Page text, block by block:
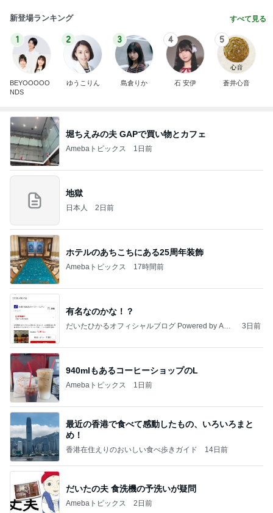
新登場ランキング すべて見る
1
BEYOOOOO
NDS
2
ゆうこりん
3
島倉りか
4
石 安伊
5
蒼井心音
堀ちえみの夫 GAPで買い物とカフェ
Amebaトピックス 1日前
地獄
日本人 2日前
ホテルのあちこちにある25周年装飾
Amebaトピックス 17時間前
有名なのかな！？
だいたひかるオフィシャルブログ Powered by Ame
3日前
940mlもあるコーヒーショップのL
Amebaトピックス 1日前
最近の香港で食べて感動したもの、いろいろまと
め！
香港在住えりのおいしい食べ歩きガイド 14日前
だいたの夫 食洗機の予洗いが疑問
Amebaトピックス 2日前